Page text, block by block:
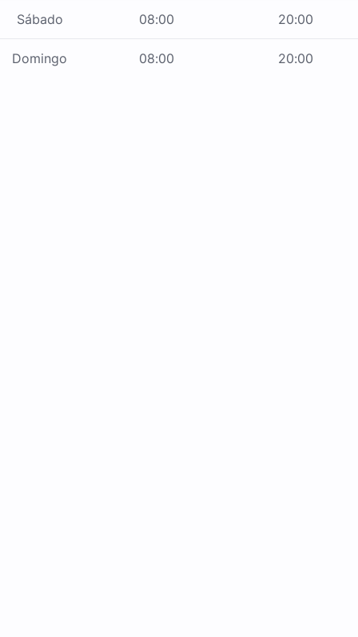
Sábado 08:00 20:00
Domingo 08:00 20:00